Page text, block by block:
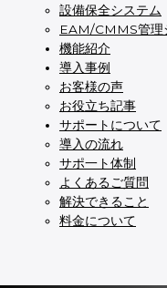
設備保全システム
EAM/CMMS管理
機能紹介
導入事例
お客様の声
お役立ち記事
サポートについて
導入の流れ
サポ一ト体制
よくあるご質問
解決できること
料金について